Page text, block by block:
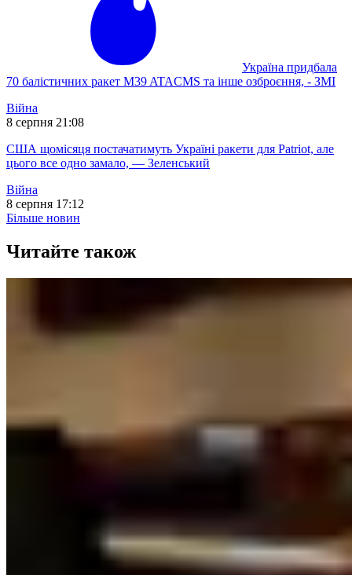
Україна придбала
70 балістичних ракет M39 ATACMS та інше озброєння, - ЗМІ
Війна
8 серпня 21:08
США щомісяця постачатимуть Україні ракети для Patriot, але
цього все одно замало, — Зеленський
Війна
8 серпня 17:12
Більше новин
Читайте також